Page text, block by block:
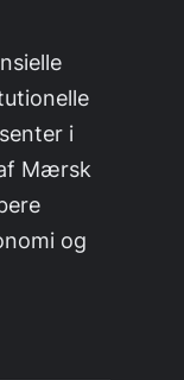
i
Mærsk
og